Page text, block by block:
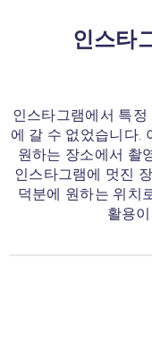
인스타
인스타그램에서 특
에 갈 수 없었습니다.
원하는 장소에서 촬
인스타그램에 멋진
덕분에 원하는 위치
활용